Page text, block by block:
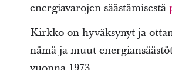
energiavarojen säästämisestä
Kirkko on hyväksynyt ja
nämä ja muut